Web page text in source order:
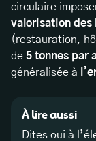
circulaire
valorisation des
(restauration,
de 5 tonnes par
généralisée à
À lire aussi
Dites oui à